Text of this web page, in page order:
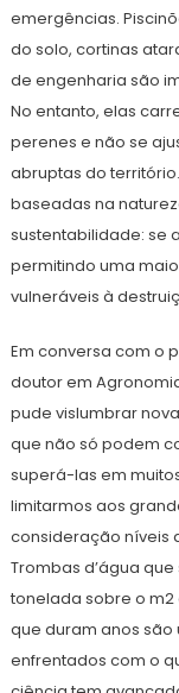
emergências.
do solo, cortinas
de engenharia são
No entanto, elas
perenes e não se
abruptas do
baseadas na
sustentabilidade: se
permitindo uma
vulneráveis à
Em conversa com o
doutor em
pude vislumbrar
que não só podem
superá-las em
limitarmos aos
consideração níveis
Trombas d’água
tonelada sobre o
que duram anos
enfrentados com o